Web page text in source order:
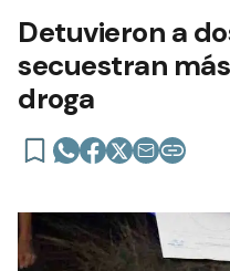
Detuvieron a
secuestran
droga